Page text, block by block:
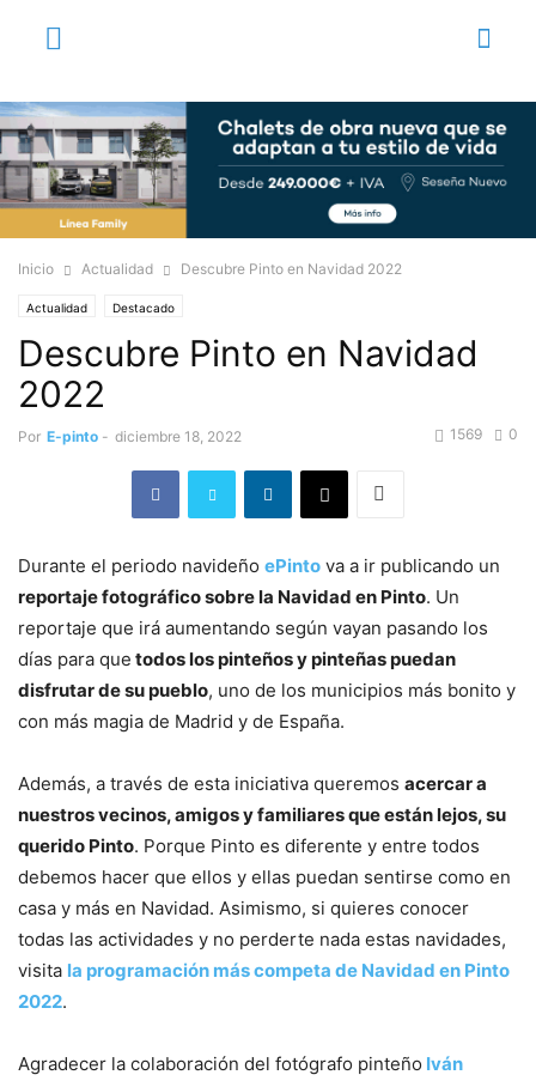
Inicio Actualidad Descubre Pinto en Navidad 2022
Actualidad Destacado
Descubre Pinto en Navidad
2022
Por E-pinto - diciembre 18, 2022 0
1569
Durante el periodo navideño ePinto va a ir publicando un
reportaje fotográfico sobre la Navidad en Pinto. Un
reportaje que irá aumentando según vayan pasando los
días para que todos los pinteños y pinteñas puedan
disfrutar de su pueblo, uno de los municipios más bonito y
con más magia de Madrid y de España.
Además, a través de esta iniciativa queremos acercar a
nuestros vecinos, amigos y familiares que están lejos, su
querido Pinto. Porque Pinto es diferente y entre todos
debemos hacer que ellos y ellas puedan sentirse como en
casa y más en Navidad. Asimismo, si quieres conocer
todas las actividades y no perderte nada estas navidades,
visita la programación más competa de Navidad en Pinto
2022.
Agradecer la colaboración del fotógrafo pinteño Iván